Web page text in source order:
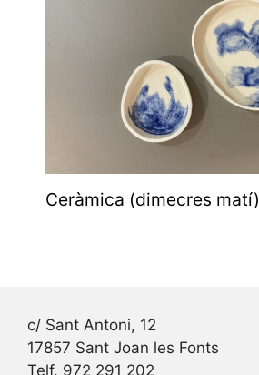
Ceràmica (dimecres matí)
c/ Sant Antoni, 12
17857 Sant Joan les Fonts
Telf. 972 291 202